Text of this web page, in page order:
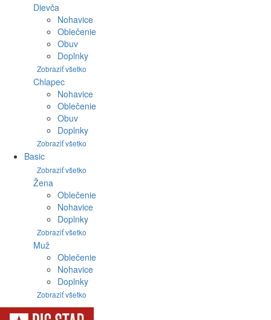
Dievča
Nohavice
Oblečenie
Obuv
Doplnky
Zobraziť všetko
Chlapec
Nohavice
Oblečenie
Obuv
Doplnky
Zobraziť všetko
Basic
Zobraziť všetko
Žena
Oblečenie
Nohavice
Doplnky
Zobraziť všetko
Muž
Oblečenie
Nohavice
Doplnky
Zobraziť všetko